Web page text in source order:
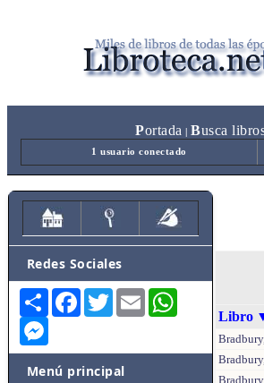
Portada Busca
1 usuario conectado
Redes Sociales
Share FacebookTwitterEmail
Menú principal
Libro